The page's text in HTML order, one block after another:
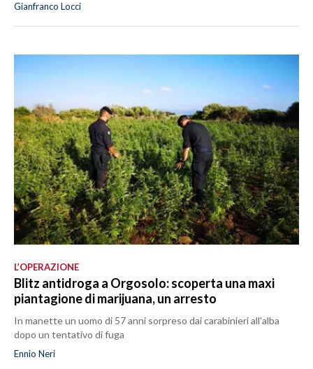
Gianfranco Locci
L’OPERAZIONE
Blitz antidroga a Orgosolo: scoperta una maxi
piantagione di marijuana, un arresto
In manette un uomo di 57 anni sorpreso dai carabinieri all'alba
dopo un tentativo di fuga
Ennio Neri